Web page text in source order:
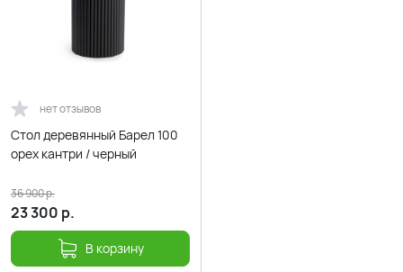
нет отзывов
Стол деревянный Барел 100
орех кантри / черный
23 300 р.
36 900р.
В корзину